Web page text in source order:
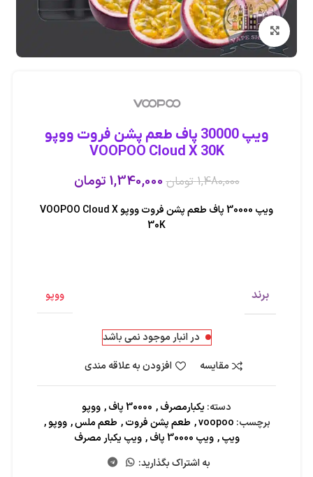
بزرگنمایی تصویر
ویپ 30000 پاف طعم پشن فروت ووپو
VOOPOO Cloud X 30K
1,480,000 تومان1,340,000 تومان
ویپ 30000 پاف طعم پشن فروت ووپو VOOPOO Cloud X
30K
برند ووپو
در انبار موجود نمی باشد
مقایسه
افزودن به علاقه مندی
دسته: یکبارمصرف, 30000 پاف , ووپو
برچسب: voopoo
, طعم پشن فروت, طعم ملس, ووپو,
ویپ, ویپ 30000 پاف , ویپ یکبار مصرف
به اشتراک بگذارید: